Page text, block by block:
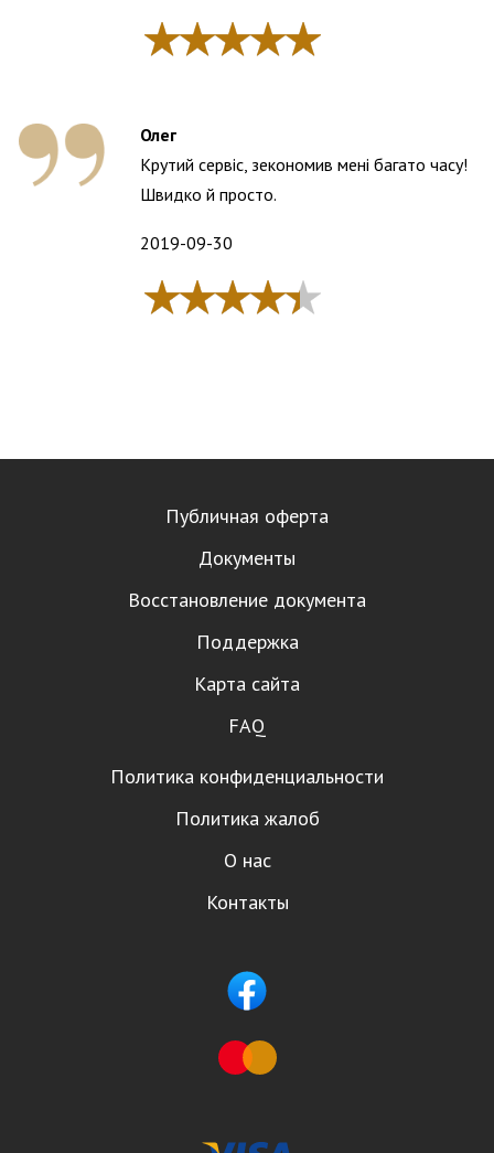
Олег
Крутий сервіс, зекономив мені багато часу!
Швидко й просто.
2019-09-30
Публичная оферта
Документы
Восстановление документа
Поддержка
Карта сайта
FAQ
Политика конфиденциальности
Политика жалоб
О нас
Контакты